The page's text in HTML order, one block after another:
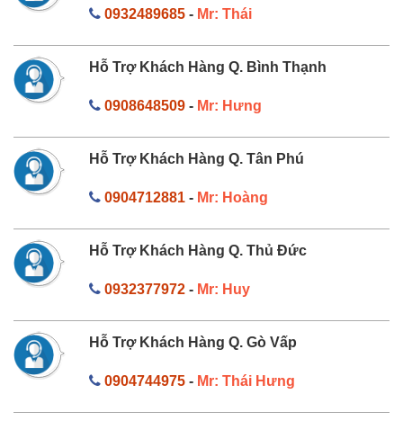
0932489685- Mr: Thái
Hỗ Trợ Khách Hàng Q. Bình Thạnh
0908648509- Mr: Hưng
Hỗ Trợ Khách Hàng Q. Tân Phú
0904712881- Mr: Hoàng
Hỗ Trợ Khách Hàng Q. Thủ Đức
0932377972- Mr: Huy
Hỗ Trợ Khách Hàng Q. Gò Vấp
0904744975- Mr: Thái Hưng